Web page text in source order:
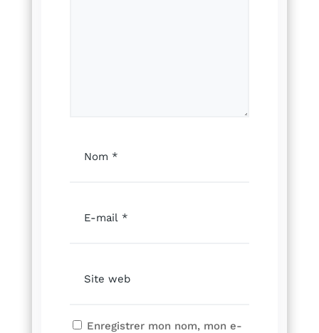
Enregistrer mon nom, mon e-